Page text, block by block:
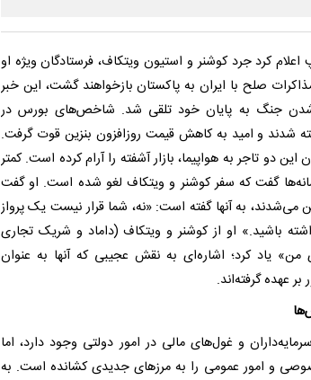
کرد جرد کوشنر و استیون ویتکاف، فرستادگان ویژه او
صلح با ایران به پاکستان بازخواهند گشت، این خبر
شدن جنگ به پایان خود تلقی شد. شاخص‌های بورس در
شدند و امید به کاهش قیمت روزافزون بنزین قوت گرفت.
دو تاجر به هواپیما، بازار آشفته را آرام کرده است. کمتر
رسانه‌ها گفت که سفر کوشنر و ویتکاف لغو شده است. او گفت
می‌شدند، به آنها گفته است: «نه، شما قرار نیست یک پرواز
باشید.» او از کوشنر و ویتکاف (داماد و شریک تجاری
یاد کرد؛ اشاره‌ای به نقش عجیبی که آنها به عنوان
عهده گرفته‌اند.
و غول‌های مالی در امور دولتی وجود دارد، اما
و امور عمومی را به مرزهای جدیدی کشانده است. به